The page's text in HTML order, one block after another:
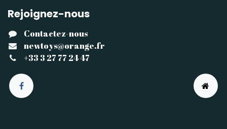
Rejoignez-nous
Contactez-nous
newtoys@orange.fr
+33 3 27 77 24 47